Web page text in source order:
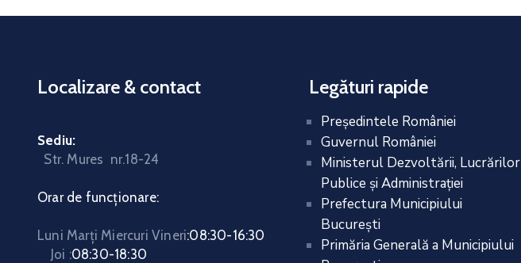
Localizare & contact
Sediu:
Str. Mures nr.18-24
Orar de funcționare:
Luni Marți Miercuri Vineri:08:30-16:30
Joi :08:30-18:30
Legături rapide
Preşedintele României
Guvernul României
Ministerul Dezvoltării, Lucrărilor
Publice și Administrației
Prefectura Municipiului
Bucureşti
Primăria Generală a Municipiului